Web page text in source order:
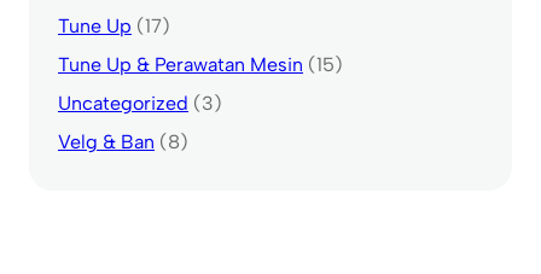
Tune Up (17)
Tune Up & Perawatan Mesin (15)
Uncategorized (3)
Velg & Ban (8)